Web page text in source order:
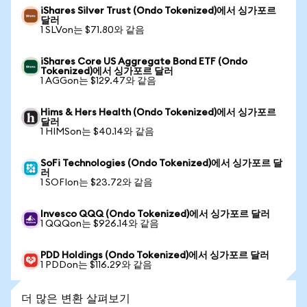
iShares Silver Trust (Ondo Tokenized)에서 싱가포르
달러
1 SLVon는 $71.80와 같음
iShares Core US Aggregate Bond ETF (Ondo
Tokenized)에서 싱가포르 달러
1 AGGon는 $129.47와 같음
Hims & Hers Health (Ondo Tokenized)에서 싱가포르
달러
1 HIMSon는 $40.14와 같음
SoFi Technologies (Ondo Tokenized)에서 싱가포르 달
러
1 SOFIon는 $23.72와 같음
Invesco QQQ (Ondo Tokenized)에서 싱가포르 달러
1 QQQon는 $926.14와 같음
PDD Holdings (Ondo Tokenized)에서 싱가포르 달러
1 PDDon는 $116.29와 같음
더 많은 변환 살펴보기